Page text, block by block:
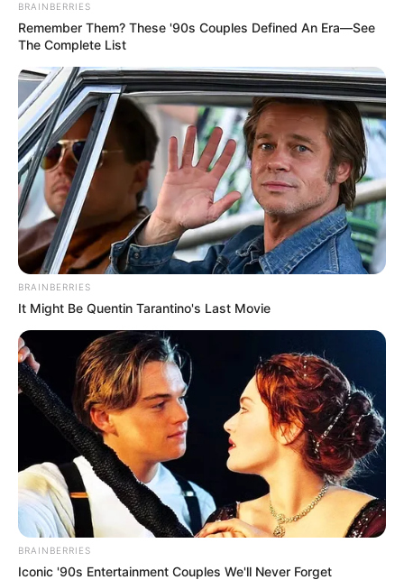
BRAINBERRIES
Remember Them? These '90s Couples Defined An Era—See
The Complete List
BRAINBERRIES
It Might Be Quentin Tarantino's Last Movie
BRAINBERRIES
Iconic '90s Entertainment Couples We'll Never Forget